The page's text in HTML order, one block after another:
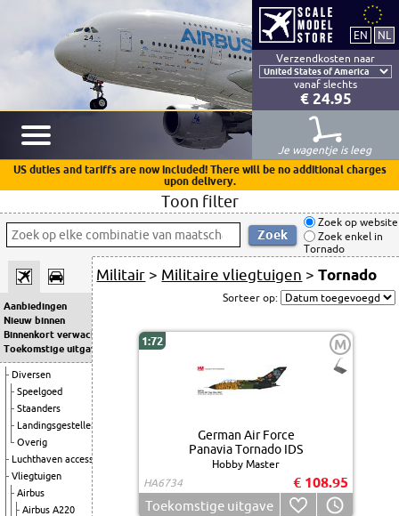
Verzendkosten naar
vanaf slechts
€ 24.95
Je wagentje is leeg
US duties and tariffs are now included! There will be no additional charges
upon delivery.
Toon filter
Zoek op website
Zoek enkel in
Tornado
Aanbiedingen
Nieuw binnen
Binnenkort verwacht
Toekomstige uitgaven
Diversen
Speelgoed
Staanders
Landingsgestellen
Overig
Luchthaven accessoires
Vliegtuigen
Airbus
Airbus A220
Militair > Militaire vliegtuigen >Tornado
Sorteer op:
1:72 M
German Air Force
Panavia Tornado IDS
Hobby Master
HA6734
€ 108.95
Toekomstige uitgave